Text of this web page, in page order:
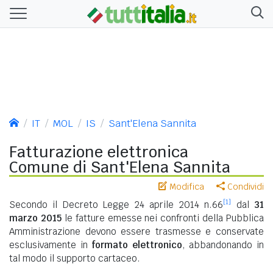
IT MOL IS Sant'Elena Sannita
Fatturazione elettronica
Comune di Sant'Elena Sannita
Modifica Condividi
Secondo il Decreto Legge 24 aprile 2014 n.66[1] dal 31
marzo 2015le fatture emesse nei confronti della Pubblica
Amministrazione devono essere trasmesse e conservate
esclusivamente in formato elettronico, abbandonando in
tal modo il supporto cartaceo.